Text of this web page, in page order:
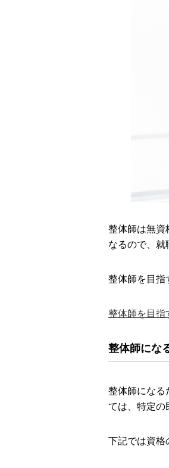
整体師は無資
なるので、就
整体師を目指
整体師を目指
整体師にな
整体師になる
ては、特定の
下記では資